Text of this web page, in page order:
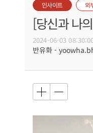
인사이트 외
[당신과 나
2024-06-03
반유화 -